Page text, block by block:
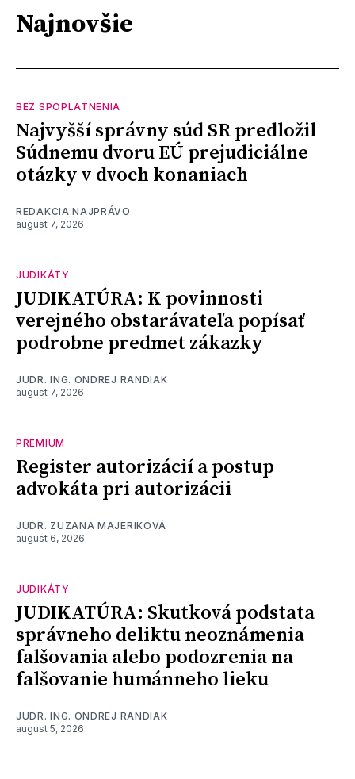
Najnovšie
BEZ SPOPLATNENIA
Najvyšší správny súd SR predložil
Súdnemu dvoru EÚ prejudiciálne
otázky v dvoch konaniach
REDAKCIA NAJPRÁVO
august 7, 2026
JUDIKÁTY
JUDIKATÚRA: K povinnosti
verejného obstarávateľa popísať
podrobne predmet zákazky
JUDR. ING. ONDREJ RANDIAK
august 7, 2026
PREMIUM
Register autorizácií a postup
advokáta pri autorizácii
JUDR. ZUZANA MAJERIKOVÁ
august 6, 2026
JUDIKÁTY
JUDIKATÚRA: Skutková podstata
správneho deliktu neoznámenia
falšovania alebo podozrenia na
falšovanie humánneho lieku
JUDR. ING. ONDREJ RANDIAK
august 5, 2026